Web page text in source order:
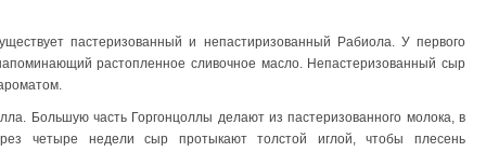
пастеризованный и непастиризованный Рабиола. У первого
растопленное сливочное масло. Непастеризованный сыр
Большую часть Горгонцоллы делают из пастеризованного молока, в
четыре недели сыр протыкают толстой иглой, чтобы плесень